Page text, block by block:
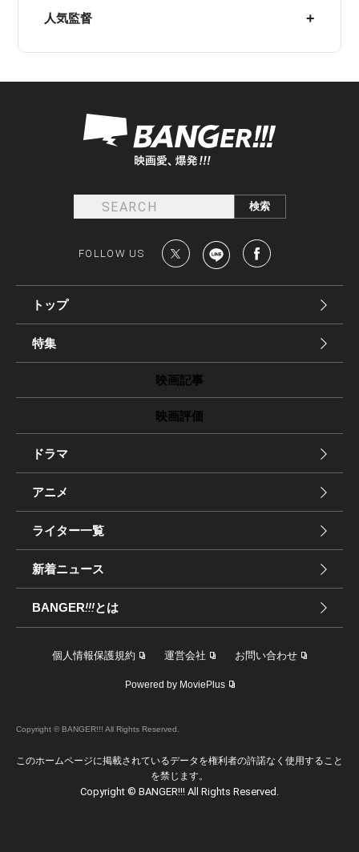
人気監督
FOLLOW US
トップ
特集
映画記事
映画評価
ドラマ
アニメ
ライター一覧
新着ニュース
BANGER!!!とは
個人情報保護規約 運営会社 お問い合わせ
Powered by MoviePlus
Copyright © BANGER!!! All Rights Reserved.
このホームページに掲載されているデータを権利者の許諾なく使用すること
を禁じます。
Copyright © BANGER!!! All Rights Reserved.